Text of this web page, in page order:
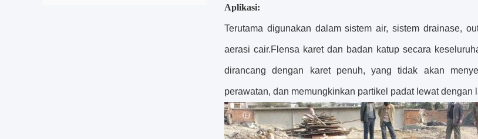
Aplikasi:
Terutama digunakan dalam sistem air, sistem drainase,
aerasi cair.Flensa karet dan badan katup secara
dirancang dengan karet penuh, yangtidak akan
perawatan, dan memungkinkan partikel padat lewat dengan